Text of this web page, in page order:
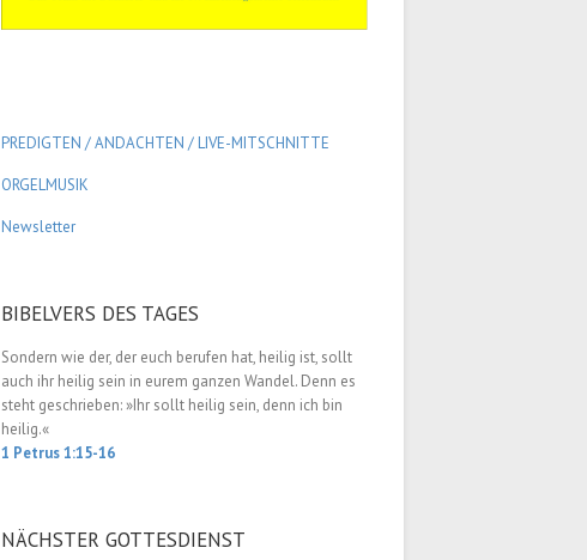
PREDIGTEN / ANDACHTEN / LIVE-MITSCHNITTE
ORGELMUSIK
Newsletter
BIBELVERS DES TAGES
Sondern wie der, der euch berufen hat, heilig ist, sollt
auch ihr heilig sein in eurem ganzen Wandel. Denn es
steht geschrieben: »Ihr sollt heilig sein, denn ich bin
heilig.«
1 Petrus 1:15-16
NÄCHSTER GOTTESDIENST